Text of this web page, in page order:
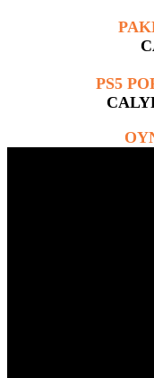
PS5